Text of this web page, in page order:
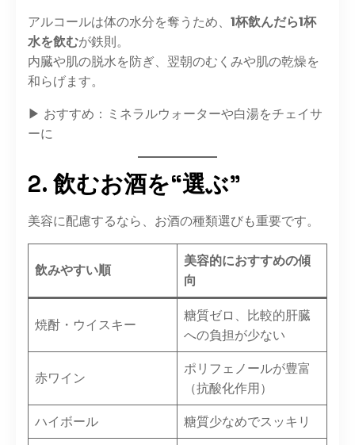
アルコールは体の水分を奪うため、 1杯飲んだら1杯
水を飲むが鉄則。
内臓や肌の脱水を防ぎ、翌朝のむくみや肌の乾燥を
和らげます。
▶ おすすめ：ミネラルウォーターや白湯をチェイサ
ーに
2. 飲むお酒を“選ぶ”
美容に配慮するなら、お酒の種類選びも重要です。
飲みやすい順
美容的におすすめの傾
向
焼酎・ウイスキー
糖質ゼロ、比較的肝臓
への負担が少ない
赤ワイン
ポリフェノールが豊富
（抗酸化作用）
ハイボール
糖質少なめでスッキリ